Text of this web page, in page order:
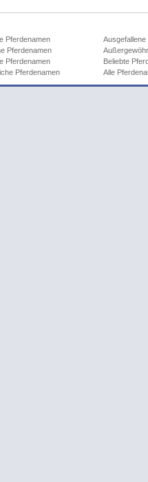
Pferdenamen
Pferdenamen
Pferdenamen
Beliebte
Pferdenamen Alle